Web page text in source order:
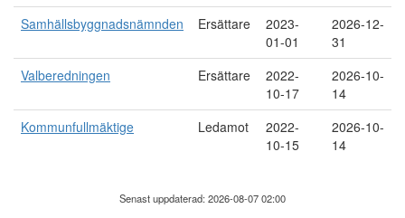
Samhällsbyggnadsnämnden
Ersättare
2023-
01-01
2026-12-
31
Valberedningen
Ersättare
2022-
10-17
2026-10-
14
Kommunfullmäktige
Ledamot
2022-
10-15
2026-10-
14
Senast uppdaterad: 2026-08-07 02:00